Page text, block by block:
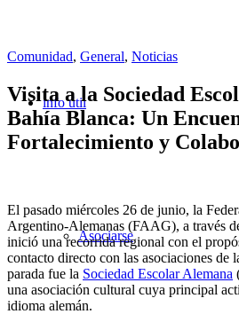
info útil
Asociarse
Comunidad, General, Noticias
Visita a la Sociedad
Bahía Blanca: Un
Fortalecimiento y
El pasado miércoles 26 de junio, la
Argentino-Alemanas (FAAG), a través
inició una recorrida regional con el
contacto directo con las asociaciones de
parada fue la Sociedad Escolar Alemana
una asociación cultural cuya principal
idioma alemán.